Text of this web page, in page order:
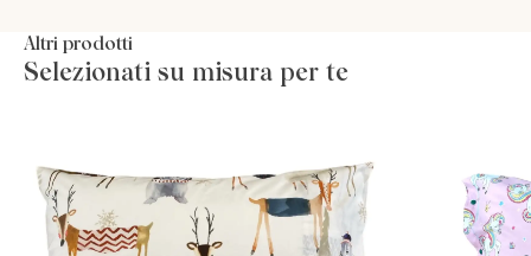
Altri prodotti
Selezionati su misura per te